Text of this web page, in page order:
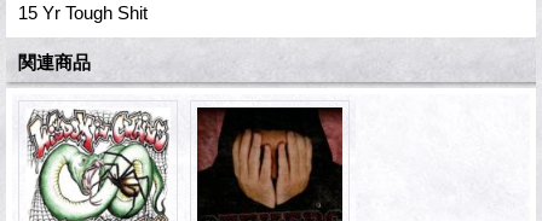
15 Yr Tough Shit
関連商品